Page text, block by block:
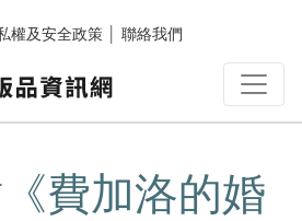
權及安全政策 聯絡我們
費加洛的婚